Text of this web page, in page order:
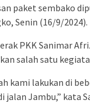
paket sembako
Senin (16/9/2024).
PKK Sanimar
salah satu
kami lakukan di
jalan Jambu,” kata